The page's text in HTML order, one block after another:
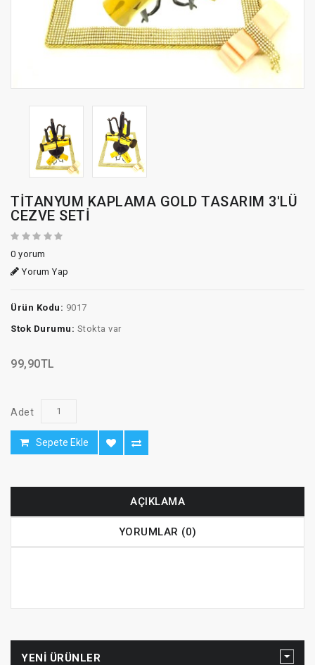
TİTANYUM KAPLAMA GOLD TASARIM 3'LÜ
CEZVE SETİ
0 yorum
Yorum Yap
Ürün Kodu: 9017
Stok Durumu: Stokta var
99,90TL
Adet
Sepete Ekle
AÇIKLAMA
YORUMLAR (0)
YENI ÜRÜNLER